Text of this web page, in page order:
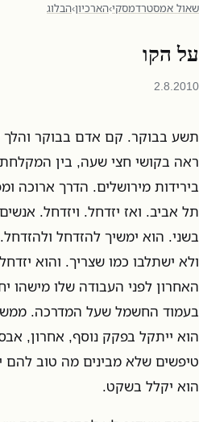
שאול אמסטרדמסקי›הארכיון›הבלוג
על הקו
2.8.2010
תשע בבוקר. קם אדם בבוקר והלך
ראה בקושי חצי שעה, בין
בירידות מירושלים. הדרך ארוכה
תל אביב. ואז יזדחל. ויזדחל.
בשני. הוא ימשיך להזדחל
ולא ישתלבו כמו שצריך. והוא
האחרון לפני העבודה שלו מישהו
בעמוד החשמל שעל המדרכה. ממש
הוא ייתקל בפקק נוסף, אחרון,
טיפשים שלא מבינים מה טוב להם
הוא יקלל בשקט.